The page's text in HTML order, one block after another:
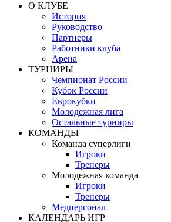
О КЛУБЕ
История
Руководство
Партнеры
Работники клуба
Арена
ТУРНИРЫ
Чемпионат России
Кубок России
Еврокубки
Молодежная лига
Остальные турниры
КОМАНДЫ
Команда суперлиги
Игроки
Тренеры
Молодежная команда
Игроки
Тренеры
Медперсонал
КАЛЕНДАРЬ ИГР